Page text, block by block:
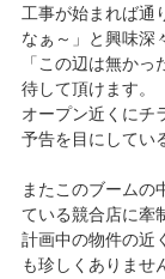
工事が始まれば通
なぁ～」と興味深
「この辺は無か
待して頂けます。
オープン近くにチ
予告を目にしてい
またこのブームの
ている競合店に牽
計画中の物件の近
も珍しくありませ